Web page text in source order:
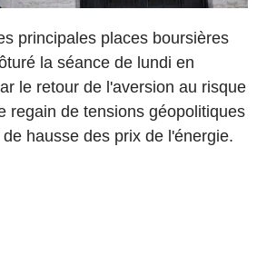
principales places boursières
la séance de lundi en
le retour de l'aversion au risque
regain de tensions géopolitiques
hausse des prix de l'énergie.